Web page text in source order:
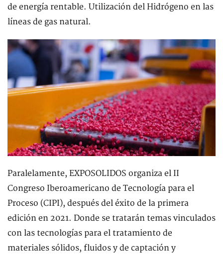
de energía rentable. Utilización del Hidrógeno en las
líneas de gas natural.
Paralelamente, EXPOSOLIDOS organiza el II
Congreso Iberoamericano de Tecnología para el
Proceso (CIPI), después del éxito de la primera
edición en 2021. Donde se tratarán temas vinculados
con las tecnologías para el tratamiento de
materiales sólidos, fluidos y de captación y